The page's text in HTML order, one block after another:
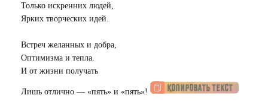
Только искренних людей,
Ярких творческих идей.
Встреч желанных и добра,
Оптимизма и тепла.
И от жизни получать
Лишь отлично — «пять» и «пять»!